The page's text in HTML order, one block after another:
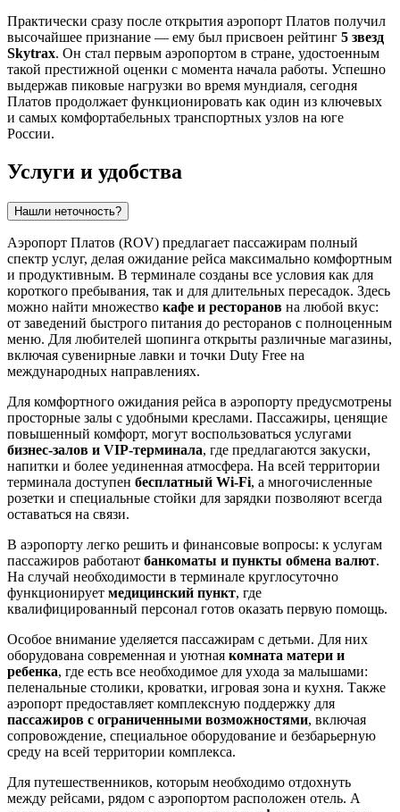
Практически сразу после открытия аэропорт Платов получил
высочайшее признание — ему был присвоен рейтинг 5 звезд
Skytrax. Он стал первым аэропортом в стране, удостоенным
такой престижной оценки с момента начала работы. Успешно
выдержав пиковые нагрузки во время мундиаля, сегодня
Платов продолжает функционировать как один из ключевых
и самых комфортабельных транспортных узлов на юге
России.
Услуги и удобства
Нашли неточность?
Аэропорт Платов (ROV) предлагает пассажирам полный
спектр услуг, делая ожидание рейса максимально комфортным
и продуктивным. В терминале созданы все условия как для
короткого пребывания, так и для длительных пересадок. Здесь
можно найти множество кафе и ресторанов на любой вкус:
от заведений быстрого питания до ресторанов с полноценным
меню. Для любителей шопинга открыты различные магазины,
включая сувенирные лавки и точки Duty Free на
международных направлениях.
Для комфортного ожидания рейса в аэропорту предусмотрены
просторные залы с удобными креслами. Пассажиры, ценящие
повышенный комфорт, могут воспользоваться услугами
бизнес-залов и VIP-терминала, где предлагаются закуски,
напитки и более уединенная атмосфера. На всей территории
терминала доступен бесплатный Wi-Fi, а многочисленные
розетки и специальные стойки для зарядки позволяют всегда
оставаться на связи.
В аэропорту легко решить и финансовые вопросы: к услугам
пассажиров работают банкоматы и пункты обмена валют.
На случай необходимости в терминале круглосуточно
функционирует медицинский пункт, где
квалифицированный персонал готов оказать первую помощь.
Особое внимание уделяется пассажирам с детьми. Для них
оборудована современная и уютная комната матери и
ребенка, где есть все необходимое для ухода за малышами:
пеленальные столики, кроватки, игровая зона и кухня. Также
аэропорт предоставляет комплексную поддержку для
пассажиров с ограниченными возможностями, включая
сопровождение, специальное оборудование и безбарьерную
среду на всей территории комплекса.
Для путешественников, которым необходимо отдохнуть
между рейсами, рядом с аэропортом расположен отель. А